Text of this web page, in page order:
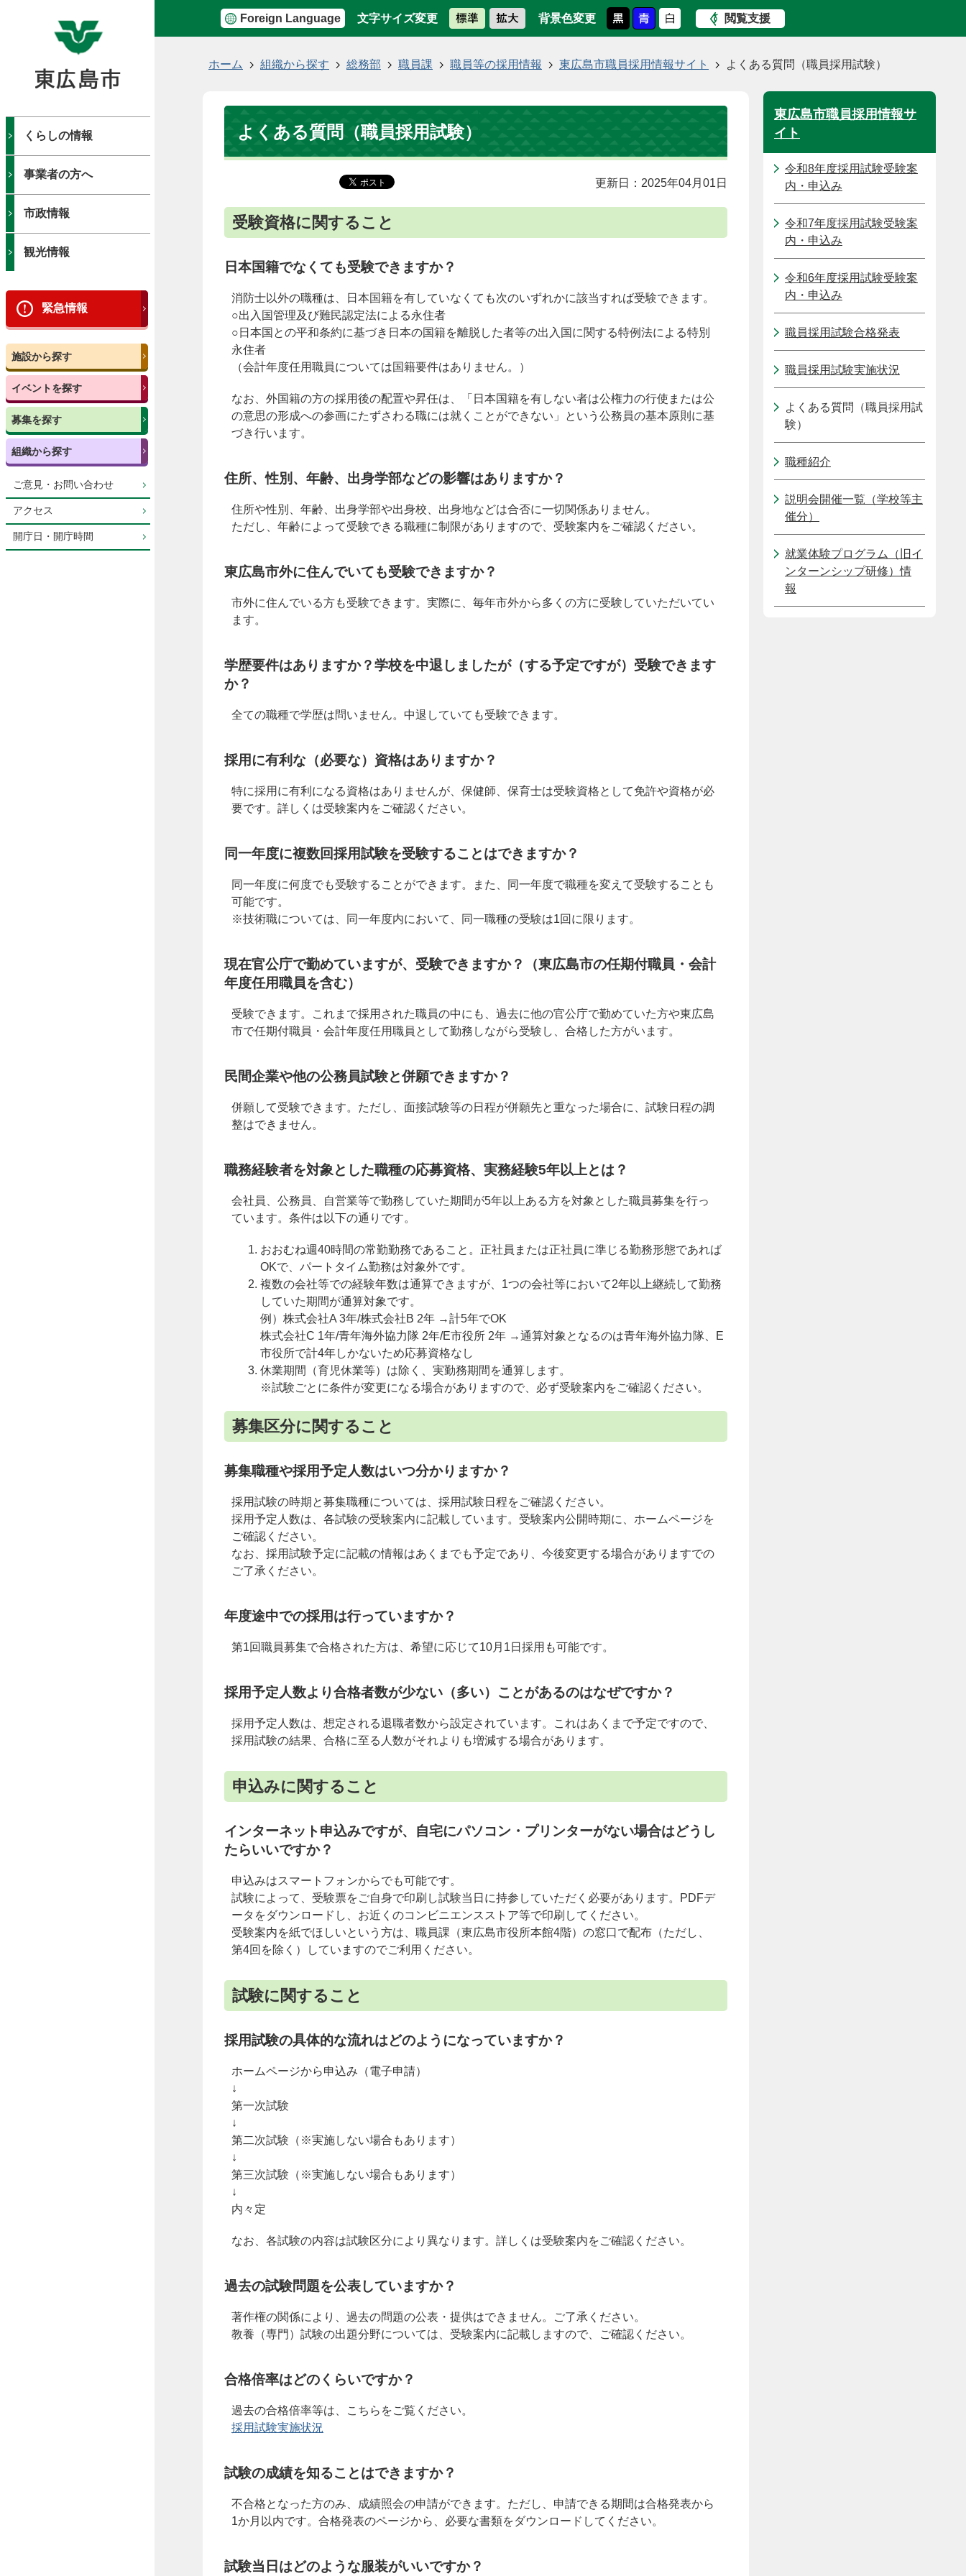
Foreign Language 文字サイズ変更 背景色変更 閲覧支援
くらしの情報
事業者の方へ
市政情報
観光情報
緊急情報
施設から探す
イベントを探す
募集を探す
組織から探す
ご意見・お問い合わせ
アクセス
開庁日・開庁時間
ホーム 組織から探す 総務部 職員課 職員等の採用情報 東広島市職員採用情報サイト よくある質問（職員採用試験）
よくある質問（職員採用試験）
更新日：2025年04月01日
受験資格に関すること
日本国籍でなくても受験できますか？
消防士以外の職種は、日本国籍を有していなくても次のいずれかに該当すれば受験できます。
○出入国管理及び難民認定法による永住者
○日本国との平和条約に基づき日本の国籍を離脱した者等の出入国に関する特例法による特別
永住者
（会計年度任用職員については国籍要件はありません。）
なお、外国籍の方の採用後の配置や昇任は、「日本国籍を有しない者は公権力の行使または公
の意思の形成への参画にたずさわる職には就くことができない」という公務員の基本原則に基
づき行います。
住所、性別、年齢、出身学部などの影響はありますか？
住所や性別、年齢、出身学部や出身校、出身地などは合否に一切関係ありません。
ただし、年齢によって受験できる職種に制限がありますので、受験案内をご確認ください。
東広島市外に住んでいても受験できますか？
市外に住んでいる方も受験できます。実際に、毎年市外から多くの方に受験していただいてい
ます。
学歴要件はありますか？学校を中退しましたが（する予定ですが）受験できます
か？
全ての職種で学歴は問いません。中退していても受験できます。
採用に有利な（必要な）資格はありますか？
特に採用に有利になる資格はありませんが、保健師、保育士は受験資格として免許や資格が必
要です。詳しくは受験案内をご確認ください。
同一年度に複数回採用試験を受験することはできますか？
同一年度に何度でも受験することができます。また、同一年度で職種を変えて受験することも
可能です。
※技術職については、同一年度内において、同一職種の受験は1回に限ります。
現在官公庁で勤めていますが、受験できますか？（東広島市の任期付職員・会計
年度任用職員を含む）
受験できます。これまで採用された職員の中にも、過去に他の官公庁で勤めていた方や東広島
市で任期付職員・会計年度任用職員として勤務しながら受験し、合格した方がいます。
民間企業や他の公務員試験と併願できますか？
併願して受験できます。ただし、面接試験等の日程が併願先と重なった場合に、試験日程の調
整はできません。
職務経験者を対象とした職種の応募資格、実務経験5年以上とは？
会社員、公務員、自営業等で勤務していた期間が5年以上ある方を対象とした職員募集を行っ
ています。条件は以下の通りです。
おおむね週40時間の常勤勤務であること。正社員または正社員に準じる勤務形態であれば
OKで、パートタイム勤務は対象外です。
複数の会社等での経験年数は通算できますが、1つの会社等において2年以上継続して勤務
していた期間が通算対象です。
例）株式会社A 3年/株式会社B 2年 →計5年でOK
株式会社C 1年/青年海外協力隊 2年/E市役所 2年 →通算対象となるのは青年海外協力隊、E
市役所で計4年しかないため応募資格なし
休業期間（育児休業等）は除く、実勤務期間を通算します。
※試験ごとに条件が変更になる場合がありますので、必ず受験案内をご確認ください。
募集区分に関すること
募集職種や採用予定人数はいつ分かりますか？
採用試験の時期と募集職種については、採用試験日程をご確認ください。
採用予定人数は、各試験の受験案内に記載しています。受験案内公開時期に、ホームページを
ご確認ください。
なお、採用試験予定に記載の情報はあくまでも予定であり、今後変更する場合がありますでの
ご了承ください。
年度途中での採用は行っていますか？
第1回職員募集で合格された方は、希望に応じて10月1日採用も可能です。
採用予定人数より合格者数が少ない（多い）ことがあるのはなぜですか？
採用予定人数は、想定される退職者数から設定されています。これはあくまで予定ですので、
採用試験の結果、合格に至る人数がそれよりも増減する場合があります。
申込みに関すること
インターネット申込みですが、自宅にパソコン・プリンターがない場合はどうし
たらいいですか？
申込みはスマートフォンからでも可能です。
試験によって、受験票をご自身で印刷し試験当日に持参していただく必要があります。PDFデ
ータをダウンロードし、お近くのコンビニエンスストア等で印刷してください。
受験案内を紙でほしいという方は、職員課（東広島市役所本館4階）の窓口で配布（ただし、
第4回を除く）していますのでご利用ください。
試験に関すること
採用試験の具体的な流れはどのようになっていますか？
ホームページから申込み（電子申請）
↓
第一次試験
↓
第二次試験（※実施しない場合もあります）
↓
第三次試験（※実施しない場合もあります）
↓
内々定
なお、各試験の内容は試験区分により異なります。詳しくは受験案内をご確認ください。
過去の試験問題を公表していますか？
著作権の関係により、過去の問題の公表・提供はできません。ご了承ください。
教養（専門）試験の出題分野については、受験案内に記載しますので、ご確認ください。
合格倍率はどのくらいですか？
過去の合格倍率等は、こちらをご覧ください。
採用試験実施状況
試験の成績を知ることはできますか？
不合格となった方のみ、成績照会の申請ができます。ただし、申請できる期間は合格発表から
1か月以内です。合格発表のページから、必要な書類をダウンロードしてください。
試験当日はどのような服装がいいですか？
東広島市職員採用情報サ
イト
令和8年度採用試験受験案
内・申込み
令和7年度採用試験受験案
内・申込み
令和6年度採用試験受験案
内・申込み
職員採用試験合格発表
職員採用試験実施状況
よくある質問（職員採用試
験）
職種紹介
説明会開催一覧（学校等主
催分）
就業体験プログラム（旧イ
ンターンシップ研修）情
報